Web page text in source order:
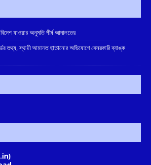
বিদেশ যাওয়ার অনুমতি শীর্ষ আদালতের
তথ্য, স্থায়ী আমানত হাতানোর অভিযোগে বেসরকারি ব্যাঙ্ক